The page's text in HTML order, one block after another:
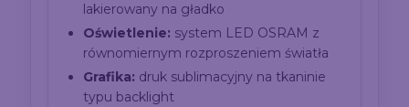
lakierowany na gładko
Oświetlenie: system LED OSRAM z
równomiernym rozproszeniem światła
Grafika: druk sublimacyjny na tkaninie
typu backlight